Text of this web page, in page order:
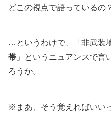
どこの視点で語っているの
…というわけで、「非武装
帯 」というニュアンスで
ろうか。
※まあ、そう覚えればいい